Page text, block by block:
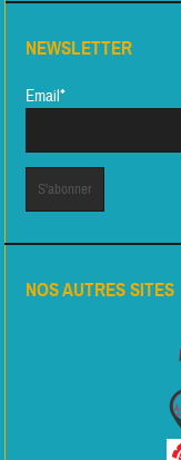
NEWSLETTER
Email*
NOS AUTRES SITES